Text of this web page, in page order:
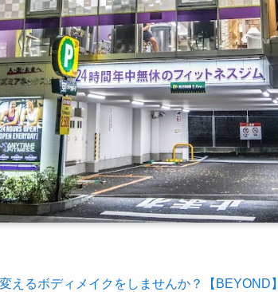
えるボディメイクをしませんか？【BEYOND】